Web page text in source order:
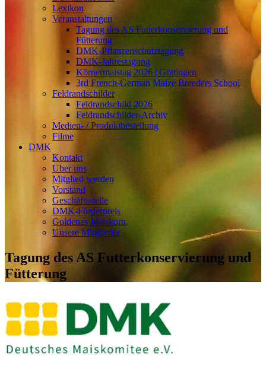
Lexikon
Veranstaltungen
Tagung des AS Futterkonservierung und
Fütterung
DMK-Pflanzenschutztagung
DMK-Jahrestagung
Körnermaistag 2026 | Göttingen
3rd French-German Maize Breeders School
Feldrandschilder
Feldrandschild 2026
Feldrandschilder-Archiv
Medien- / Produktbestellung
Filme
DMK
Kontakt
Über uns
Mitglied werden
Vorstand
Geschäftsstelle
DMK-Förderpreis
Goldenes Maiskorn
Unsere Mitglieder
Tagung des AS Futterkonservierung und
Fütterung